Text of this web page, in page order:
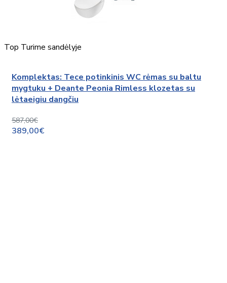
Top Turime sandėlyje
Komplektas: Tece potinkinis WC rėmas su baltu
mygtuku + Deante Peonia Rimless klozetas su
lėtaeigiu dangčiu
587,00€
389,00€